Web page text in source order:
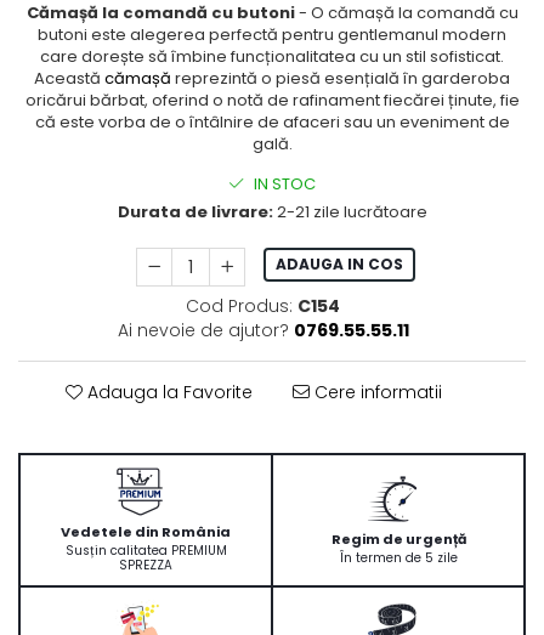
Cămașă la comandă cu butoni- O cămașă la comandă cu
butoni este alegerea perfectă pentru gentlemanul modern
care dorește să îmbine funcționalitatea cu un stil sofisticat.
Această cămașă reprezintă o piesă esențială în garderoba
oricărui bărbat, oferind o notă de rafinament fiecărei ținute, fie
că este vorba de o întâlnire de afaceri sau un eveniment de
gală.
IN STOC
Durata de livrare:2-21 zile lucrătoare
ADAUGA IN COS
Cod Produs: C154
Ai nevoie de ajutor? 0769.55.55.11
Adauga la Favorite Cere informatii
Vedetele din România
Susțin calitatea PREMIUM
SPREZZA
Regim de urgență
În termen de 5 zile